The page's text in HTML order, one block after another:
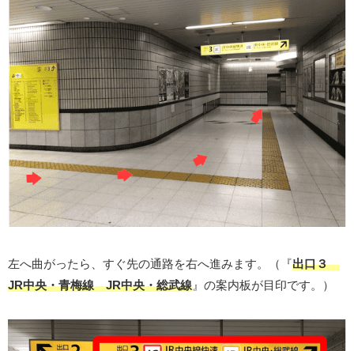
左へ曲がったら、すぐ先の通路を右へ進みます。（『出口３
JR中央・青梅線 JR中央・総武線 』の案内板が目印です。）